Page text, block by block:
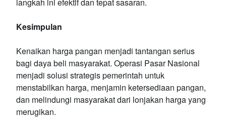
Kesimpulan
Kenaikan harga pangan menjadi tantangan serius
bagi daya beli masyarakat. Operasi Pasar Nasional
menjadi solusi strategis pemerintah untuk
menstabilkan harga, menjamin ketersediaan pangan,
dan melindungi masyarakat dari lonjakan harga yang
merugikan.